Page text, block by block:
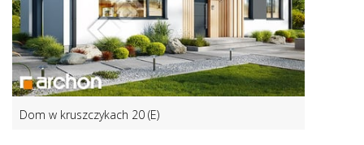
Dom w kruszczykach 20 (E)